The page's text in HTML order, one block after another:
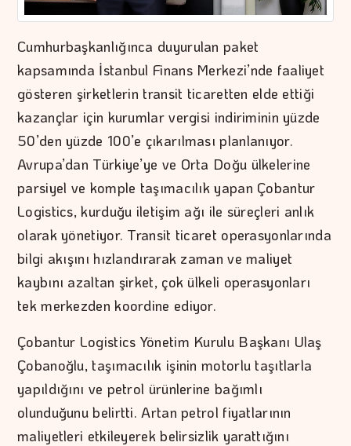
Cumhurbaşkanlığınca duyurulan paket
kapsamında İstanbul Finans Merkezi’nde faaliyet
gösteren şirketlerin transit ticaretten elde ettiği
kazançlar için kurumlar vergisi indiriminin yüzde
50’den yüzde 100’e çıkarılması planlanıyor.
Avrupa’dan Türkiye’ye ve Orta Doğu ülkelerine
parsiyel ve komple taşımacılık yapan Çobantur
Logistics, kurduğu iletişim ağı ile süreçleri anlık
olarak yönetiyor. Transit ticaret operasyonlarında
bilgi akışını hızlandırarak zaman ve maliyet
kaybını azaltan şirket, çok ülkeli operasyonları
tek merkezden koordine ediyor.
Çobantur Logistics Yönetim Kurulu Başkanı Ulaş
Çobanoğlu, taşımacılık işinin motorlu taşıtlarla
yapıldığını ve petrol ürünlerine bağımlı
olunduğunu belirtti. Artan petrol fiyatlarının
maliyetleri etkileyerek belirsizlik yarattığını